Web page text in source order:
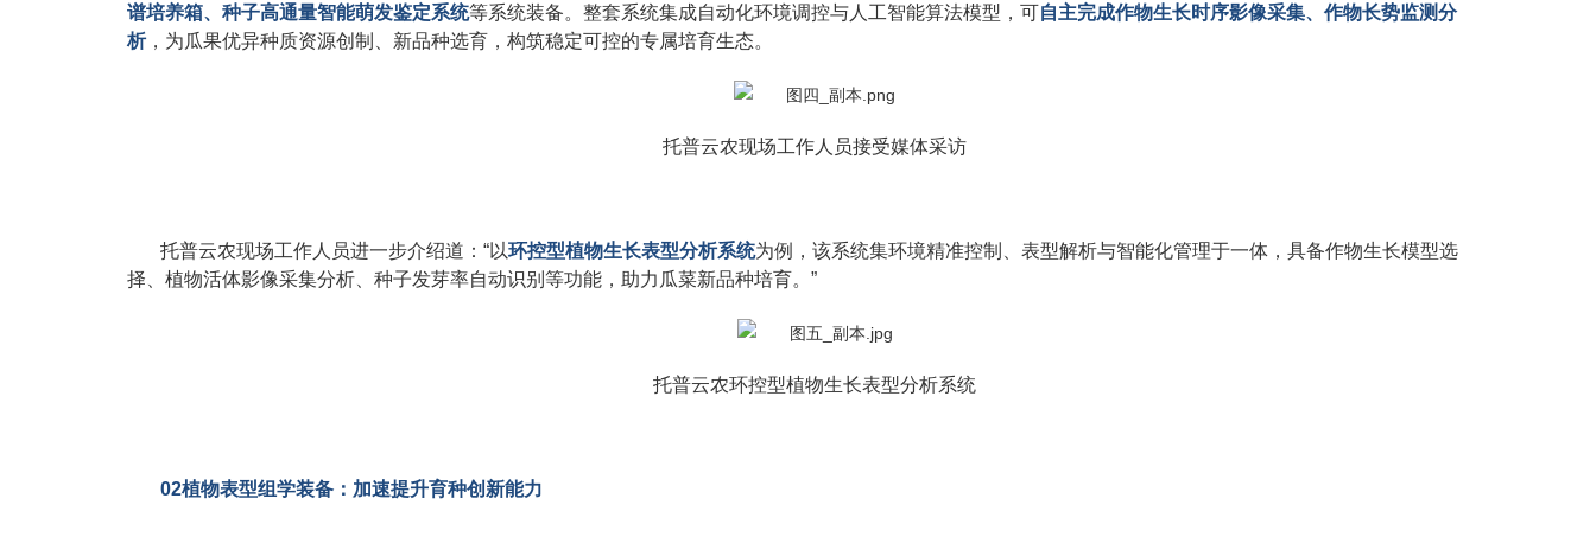
谱培养箱、种子高通量智能萌发鉴定系统等系统装备。整套系统集成自动化环境调控与人工智能算法模型，可自主完成作物生长时序影像采集、作物长势监测分
析，为瓜果优异种质资源创制、新品种选育，构筑稳定可控的专属培育生态。
托普云农现场工作人员接受媒体采访
托普云农现场工作人员进一步介绍道：“以环控型植物生长表型分析系统为例，该系统集环境精准控制、表型解析与智能化管理于一体，具备作物生长模型选
择、植物活体影像采集分析、种子发芽率自动识别等功能，助力瓜菜新品种培育。”
托普云农环控型植物生长表型分析系统
02植物表型组学装备：加速提升育种创新能力